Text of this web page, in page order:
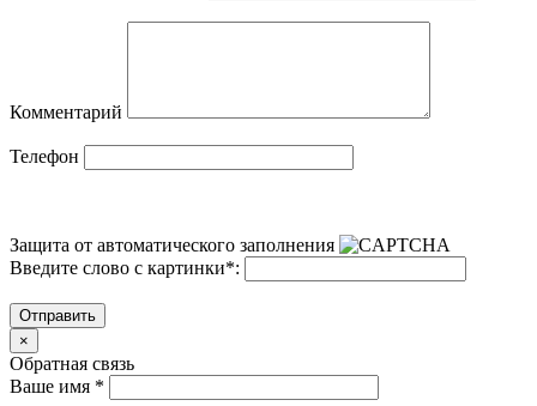
Комментарий
Телефон
Защита от автоматического заполнения
Введите слово с картинки*:
Отправить
×
Обратная связь
Ваше имя *